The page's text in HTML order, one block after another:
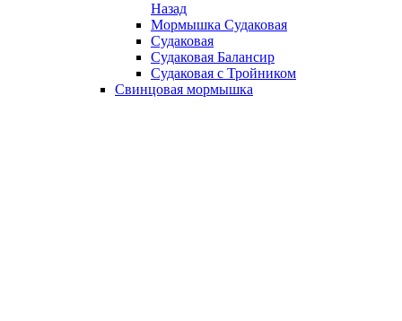
Назад
Мормышка Судаковая
Судаковая
Судаковая Балансир
Судаковая с Тройником
Свинцовая мормышка